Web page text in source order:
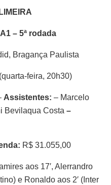
– 5ª rodada
Bragança Paulista
feira, 20h30)
Assistentes: – Marcelo
Bevilaqua Costa –
R$ 31.055,00
aos 17′, Alerrandro
e Ronaldo aos 2′ (Inter